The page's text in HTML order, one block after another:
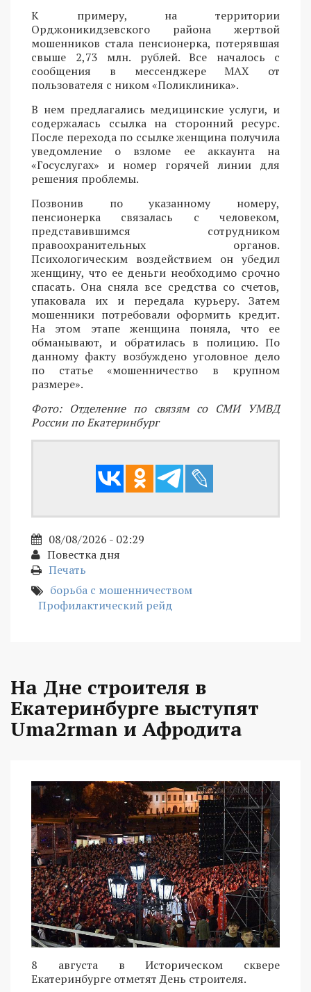
К примеру, на территории
Орджоникидзевского района жертвой
мошенников стала пенсионерка, потерявшая
свыше 2,73 млн. рублей. Все началось с
сообщения в мессенджере MAX от
пользователя с ником «Поликлиника».
В нем предлагались медицинские услуги, и
содержалась ссылка на сторонний ресурс.
После перехода по ссылке женщина получила
уведомление о взломе ее аккаунта на
«Госуслугах» и номер горячей линии для
решения проблемы.
Позвонив по указанному номеру,
пенсионерка связалась с человеком,
представившимся сотрудником
правоохранительных органов.
Психологическим воздействием он убедил
женщину, что ее деньги необходимо срочно
спасать. Она сняла все средства со счетов,
упаковала их и передала курьеру. Затем
мошенники потребовали оформить кредит.
На этом этапе женщина поняла, что ее
обманывают, и обратилась в полицию. По
данному факту возбуждено уголовное дело
по статье «мошенничество в крупном
размере».
Фото: Отделение по связям со СМИ УМВД
России по Екатеринбург
08/08/2026 - 02:29
Повестка дня
Печать
борьба с мошенничеством
Профилактический рейд
На Дне строителя в
Екатеринбурге выступят
Uma2rman и Афродита
8 августа в Историческом сквере
Екатеринбурге отметят День строителя.